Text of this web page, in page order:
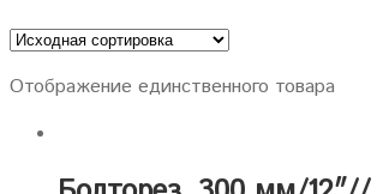
Отображение единственного товара